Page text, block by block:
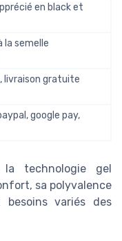
en black et
la semelle
livraison gratuite
google pay,
technologie gel
sa polyvalence
variés des